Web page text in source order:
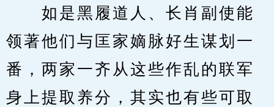
如是黑履道人、长肖副使能
领著他们与匡家嫡脉好生谋划一
番，两家一齐从这些作乱的联军
身上提取养分，其实也有些可取